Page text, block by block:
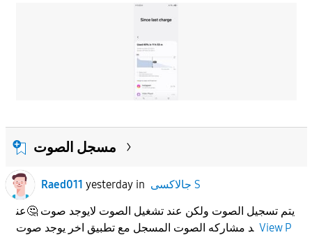
مسجل الصوت
Raed011 yesterdayin
جالاكسى S
يتم تسجيل الصوت ولكن عند تشغيل الصوت لايوجد صوت 🤔عن
د مشاركه الصوت المسجل مع تطبيق اخر يوجد صوت View P